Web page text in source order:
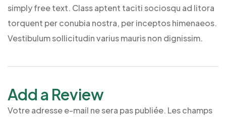
simply free text. Class aptent taciti sociosqu ad litora
torquent per conubia nostra, per inceptos himenaeos.
Vestibulum sollicitudin varius mauris non dignissim.
Add a Review
Votre adresse e-mail ne sera pas publiée. Les champs